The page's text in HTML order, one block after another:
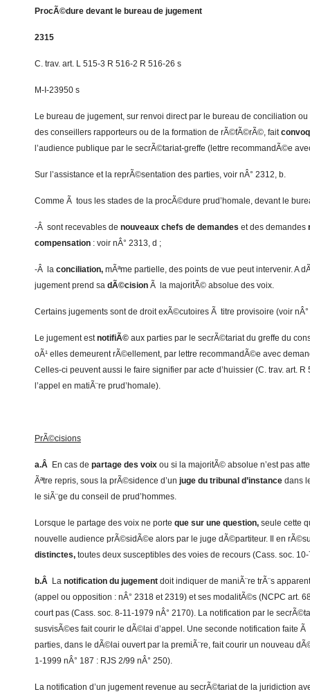
ProcÃ©dure devant le bureau de jugement
2315
C. trav. art. L 515-3 R 516-2 R 516-26 s
M-I-23950 s
Le bureau de jugement, sur renvoi direct par le bureau de conciliation
des conseillers rapporteurs ou de la formation de rÃ©fÃ©rÃ©, fait
l’audience publique par le secrÃ©tariat-greffe (lettre recommandÃ©e
Sur l’assistance et la reprÃ©sentation des parties, voir nÂ° 2312, b.
Comme Ã tous les stades de la procÃ©dure prud’homale, devant le
-Â sont recevables de nouveaux chefs de demandes et des demandes
compensation : voir nÂ° 2313, d ;
-Â la conciliation, mÃªme partielle, des points de vue peut intervenir. A
jugement prend sa dÃ©cision Ã la majoritÃ© absolue des voix.
Certains jugements sont de droit exÃ©cutoires Ã titre provisoire (voir
Le jugement estnotifiÃ© aux parties par le secrÃ©tariat du greffe du
oÃ¹ elles demeurent rÃ©ellement, par lettre recommandÃ©e avec
Celles-ci peuvent aussi le faire signifier par acte d’huissier (C. trav. art.
l’appel en matiÃ¨re prud’homale).
PrÃ©cisions
a.Â En cas de partage des voix ou si la majoritÃ© absolue n’est pas
Ãªtre repris, sous la prÃ©sidence d’un juge du tribunal d’instance dans
le siÃ¨ge du conseil de prud’hommes.
Lorsque le partage des voix ne porte que sur une question, seule cette
nouvelle audience prÃ©sidÃ©e alors par le juge dÃ©partiteur. Il en
distinctes, toutes deux susceptibles des voies de recours (Cass. soc.
b.Â La notification du jugement doit indiquer de maniÃ¨re trÃ¨s
(appel ou opposition : nÂ° 2318 et 2319) et ses modalitÃ©s (NCPC art.
court pas (Cass. soc. 8-11-1979 nÂ° 2170). La notification par le
susvisÃ©es fait courir le dÃ©lai d’appel. Une seconde notification faite Ã
parties, dans le dÃ©lai ouvert par la premiÃ¨re, fait courir un nouveau
1-1999 nÂ° 187 : RJS 2/99 nÂ° 250).
La notification d’un jugement revenue au secrÃ©tariat de la juridiction